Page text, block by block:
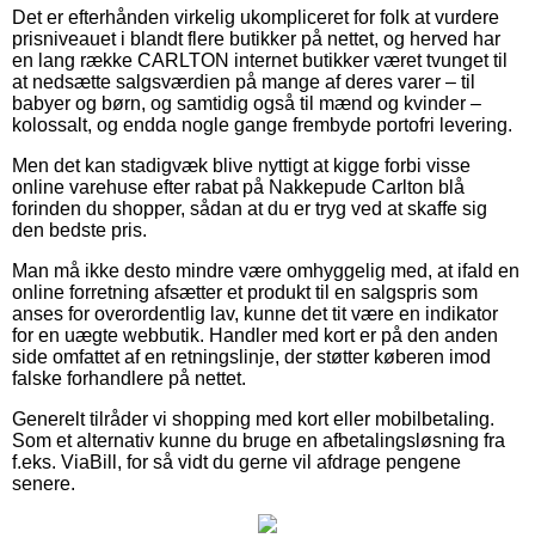
Det er efterhånden virkelig ukompliceret for folk at vurdere
prisniveauet i blandt flere butikker på nettet, og herved har
en lang række CARLTON internet butikker været tvunget til
at nedsætte salgsværdien på mange af deres varer – til
babyer og børn, og samtidig også til mænd og kvinder –
kolossalt, og endda nogle gange frembyde portofri levering.
Men det kan stadigvæk blive nyttigt at kigge forbi visse
online varehuse efter rabat på Nakkepude Carlton blå
forinden du shopper, sådan at du er tryg ved at skaffe sig
den bedste pris.
Man må ikke desto mindre være omhyggelig med, at ifald en
online forretning afsætter et produkt til en salgspris som
anses for overordentlig lav, kunne det tit være en indikator
for en uægte webbutik. Handler med kort er på den anden
side omfattet af en retningslinje, der støtter køberen imod
falske forhandlere på nettet.
Generelt tilråder vi shopping med kort eller mobilbetaling.
Som et alternativ kunne du bruge en afbetalingsløsning fra
f.eks. ViaBill, for så vidt du gerne vil afdrage pengene
senere.